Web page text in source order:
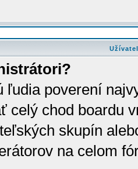
ľudia poverení
celý chod boardu
skupín
na celom